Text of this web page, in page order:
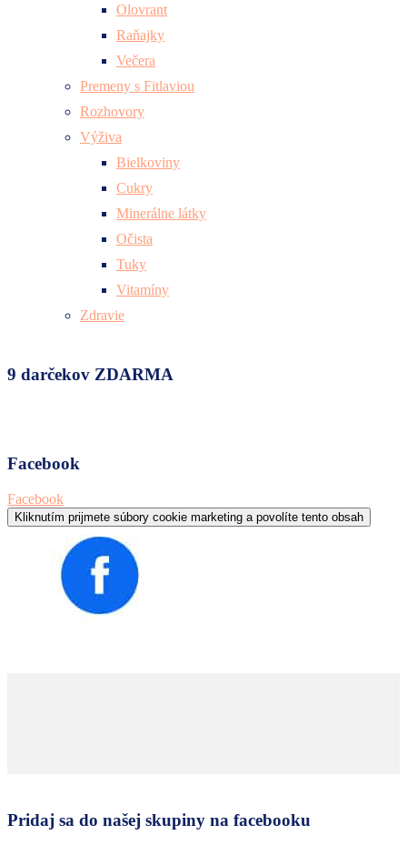
Olovrant
Raňajky
Večera
Premeny s Fitlaviou
Rozhovory
Výživa
Bielkoviny
Cukry
Minerálne látky
Očista
Tuky
Vitamíny
Zdravie
9 darčekov ZDARMA
Facebook
Facebook
Kliknutím prijmete súbory cookie marketing a povolíte tento obsah
Pridaj sa do našej skupiny na facebooku